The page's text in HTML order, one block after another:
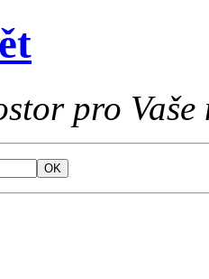
pro Vaše